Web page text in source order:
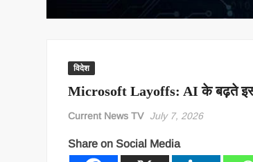
विदेश
Microsoft Layoffs: AI के बढ़ते
Current News TV July 7, 2026
Share on Social Media